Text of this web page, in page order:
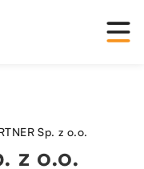
Sp. z o.o.
z o.o.